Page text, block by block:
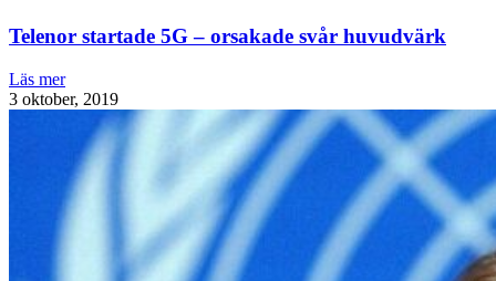
Telenor startade 5G – orsakade svår huvudvärk
Läs mer
3 oktober, 2019